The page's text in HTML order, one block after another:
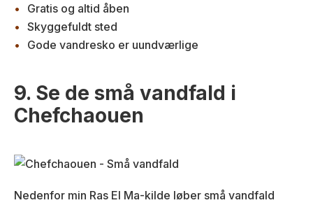
Gratis og altid åben
Skyggefuldt sted
Gode vandresko er uundværlige
9. Se de små vandfald i
Chefchaouen
Nedenfor min Ras El Ma-kilde løber små vandfald